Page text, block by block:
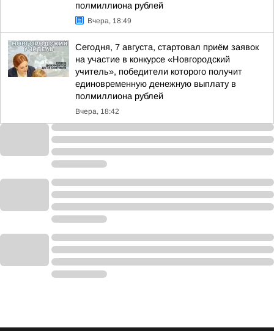
полмиллиона рублей
Вчера, 18:49
Сегодня, 7 августа, стартовал приём заявок
на участие в конкурсе «Новгородский
учитель», победители которого получит
единовременную денежную выплату в
полмиллиона рублей
Вчера, 18:42